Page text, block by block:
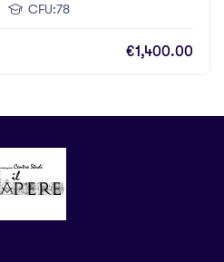
CFU:78
€1,400.00